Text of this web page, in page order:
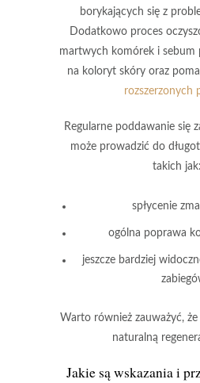
borykających się z
Dodatkowo proces
martwych komórek i sebum
na koloryt skóry oraz
rozszerzonych
Regularne poddawanie się
może prowadzić do
takich jak:
spłycenie
ogólna poprawa
jeszcze bardziej
Warto również zauważyć, że
naturalną
Jakie są wskazania i